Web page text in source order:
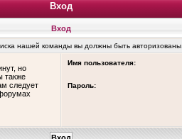
Вход
Вход
нашей команды вы должны быть авторизованы.
но
также
следует
Имя пользователя:
Пароль: